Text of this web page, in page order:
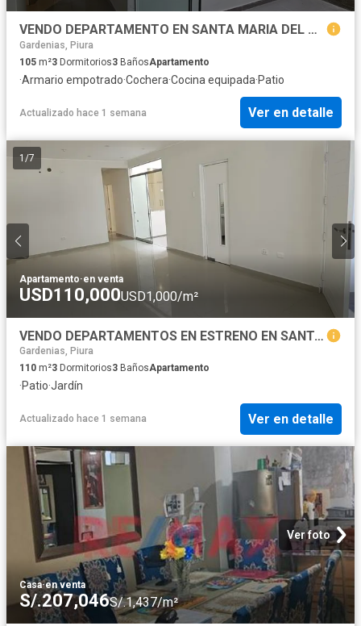
VENDO DEPARTAMENTO EN SANTA MARIA DEL PINAR
Gardenias, Piura
105 m²3 Dormitorios3 BañosApartamento
·Armario empotrado·Cochera·Cocina equipada·Patio
Actualizado hace 1 semana Ver en detalle
1 /7
Apartamento·en venta
USD110,000USD1,000/m²
VENDO DEPARTAMENTOS EN ESTRENO EN SANTA MARIA DEL PINAR
Gardenias, Piura
110 m²3 Dormitorios3 BañosApartamento
·Patio·Jardín
Actualizado hace 1 semana Ver en detalle
Ver foto
Casa·en venta
S/.207,046S/.1,437/m²